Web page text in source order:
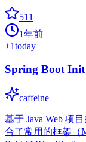
511
1年前
+1today
Spring Boot Init
caffeine
基于 Java Web 项
合了常用的框架（